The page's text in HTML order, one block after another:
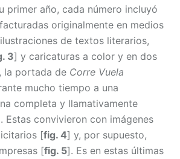
primer año, cada número incluyó
originalmente en medios
de textos literarios,
3] y caricaturas a color y en dos
la portada de Corre Vuela
mucho tiempo a una
completa y llamativamente
Estas convivieron con imágenes
[fig. 4] y, por supuesto,
[fig. 5]. Es en estas últimas